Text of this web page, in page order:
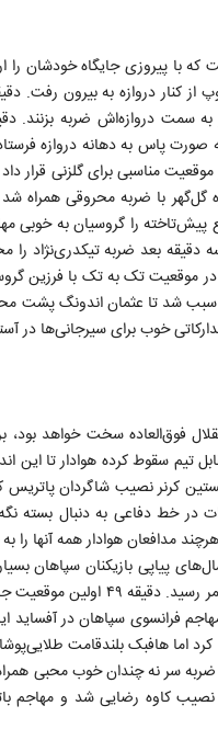
پاس به دهانه دروازه
موقعیت مناسبی برای گلزنی
دروازه گل‌گهر با ضربه محروقی
بعد ضربه تیکدری‌نژاد را
را در موقعیت تک به تک با فرزین
دفع توپ سبب شد تا عثمان
خوب برای سیرجانی‌ها در
فوق‌العاده سخت خواهد بود،
کرنر نصیب شاگردان پاتریس
مهدوی و ضربه سر
کرد اما‌ هافبک بلندقامت
کاوه رضایی شد و مهاجم